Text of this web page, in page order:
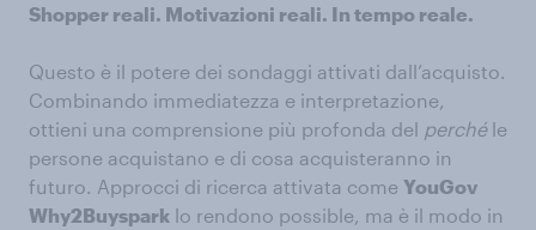
Shopper reali. Motivazioni reali. In tempo reale.
Questo è il potere dei sondaggi attivati dall’acquisto.
Combinando immediatezza e interpretazione,
ottieni una comprensione più profonda del perchéle
persone acquistano e di cosa acquisteranno in
futuro. Approcci di ricerca attivata come YouGov
Why2Buyspark lo rendono possible, ma è il modo in